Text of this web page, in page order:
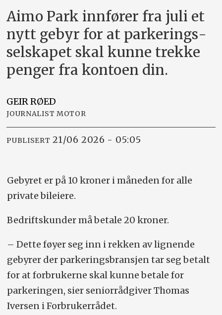
Aimo Park innfører fra juli et
nytt gebyr for at parkerings­
selskapet skal kunne trekke
penger fra kontoen din.
GEIR RØED
JOURNALIST MOTOR
PUBLISERT 21/06 2026 - 05:05
Gebyret er på 10 kroner i måneden for alle
private bileiere.
Bedriftskunder må betale 20 kroner.
– Dette føyer seg inn i rekken av lignende
gebyrer der parkeringsbransjen tar seg betalt
for at forbrukerne skal kunne betale for
parkeringen, sier seniorrådgiver Thomas
Iversen i Forbrukerrådet.